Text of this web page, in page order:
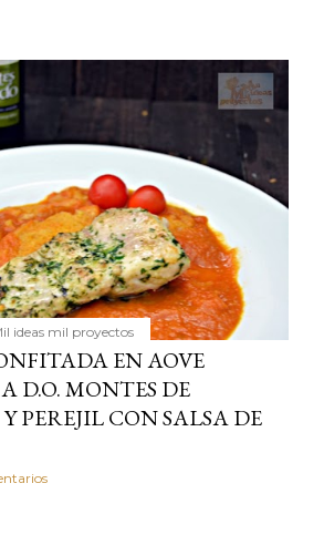
ideas mil proyectos
EN AOVE
D.O. MONTES DE
PEREJIL CON SALSA DE